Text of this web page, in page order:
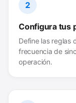
2
Configura tus
Define las reglas
frecuencia de
operación.